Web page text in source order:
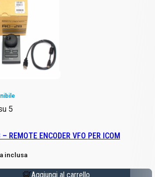
5
ICOM RC-28 – REMOTE ENCODER VFO PER ICOM
inclusa
Aggiungi al carrello